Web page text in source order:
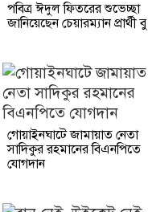
পবিত্র ঈদুল ফিতরের শুভেচ্ছা
জানিয়েছেন চেয়ারম্যান প্রার্থী বু
গোয়াইনঘাটে জামায়াত নেতা
সাদিকুর রহমানের বিএনপিতে
যোগদান